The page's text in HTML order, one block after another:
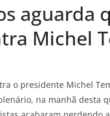
aguarda
Michel
o presidente Michel
na manhã desta